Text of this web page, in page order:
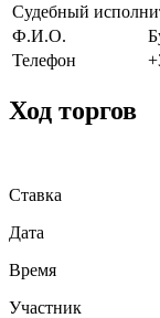
Судебный
Ф.И.О.
Телефон
Ход торгов
Ставка
Дата
Время
Участник